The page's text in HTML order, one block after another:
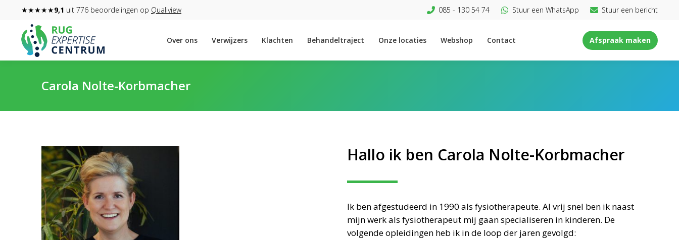
★★★★★9,1 uit 776 beoordelingen op Qualiview 085 - 130 54 74 Stuur een WhatsApp Stuur een bericht
Over ons Verwijzers Klachten Behandeltraject Onze locaties Webshop Contact Afspraak maken
Carola Nolte-Korbmacher
Hallo ik ben Carola Nolte-Korbmacher
Ik ben afgestudeerd in 1990 als fysiotherapeute. Al vrij snel ben ik naast
mijn werk als fysiotherapeut mij gaan specialiseren in kinderen. De
volgende opleidingen heb ik in de loop der jaren gevolgd: